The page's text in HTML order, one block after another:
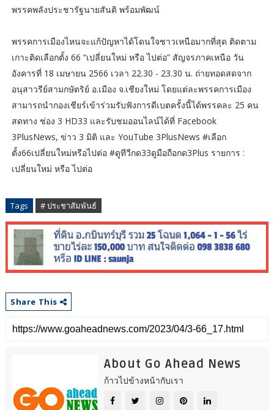
พรรคพลังประชารัฐ​นายสันติ พร้อมพัฒน์
พรรคการเมืองไหนจะแก้ปัญหาได้โดนใจชาวเหนือมากที่สุด ติดตาม
เกาะติดเลือกตั้ง 66 “เปลี่ยนใหม่ หรือ ไปต่อ” สัญจรภาคเหนือ วัน
อังคารที่ 18 เมษายน 2566 เวลา 22.30 - 23.30 น. ถ่ายทอดสดจาก
อนุสาวรีย์สามกษัตริย์ อ.เมือง จ.เชียงใหม่ โดยแต่ละพรรคการเมือง
สามารถนำกองเชียร์เข้าร่วมรับฟังการดีเบตครั้งนี้ได้พรรคละ 25 คน
สดทาง ช่อง 3 HD33 และรับชมออนไลน์ได้ที่ Facebook
3PlusNews, ข่าว 3 มิติ และ YouTube 3PlusNews #เลือก
ตั้ง66เปลี่ยนใหม่หรือไปต่อ #ดูทีวีกด33ดูมือถือกด3Plus รายการ :
เปลี่ยนใหม่ หรือ ไปต่อ
Tags # ประชาสัมพันธ์
Share This
About Go Ahead News
ก้าวไปข้างหน้ากับเรา